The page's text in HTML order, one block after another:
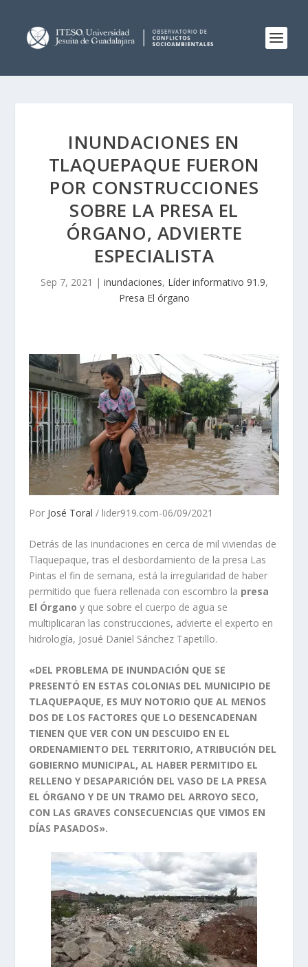
INUNDACIONES EN
TLAQUEPAQUE FUERON
POR CONSTRUCCIONES
SOBRE LA PRESA EL
ÓRGANO, ADVIERTE
ESPECIALISTA
Sep 7, 2021 | inundaciones, Líder informativo 91.9,
Presa El órgano
Por José Toral / lider919.com-06/09/2021
Detrás de las inundaciones en cerca de mil viviendas de
Tlaquepaque, tras el desbordamiento de la presa Las
Pintas el fin de semana, está la irregularidad de haber
permitido que fuera rellenada con escombro la presa
El Órgano y que sobre el cuerpo de agua se
multiplicaran las construcciones, advierte el experto en
hidrología, Josué Daniel Sánchez Tapetillo.
«DEL PROBLEMA DE INUNDACIÓN QUE SE
PRESENTÓ EN ESTAS COLONIAS DEL MUNICIPIO DE
TLAQUEPAQUE, ES MUY NOTORIO QUE AL MENOS
DOS DE LOS FACTORES QUE LO DESENCADENAN
TIENEN QUE VER CON UN DESCUIDO EN EL
ORDENAMIENTO DEL TERRITORIO, ATRIBUCIÓN DEL
GOBIERNO MUNICIPAL, AL HABER PERMITIDO EL
RELLENO Y DESAPARICIÓN DEL VASO DE LA PRESA
EL ÓRGANO Y DE UN TRAMO DEL ARROYO SECO,
CON LAS GRAVES CONSECUENCIAS QUE VIMOS EN
DÍAS PASADOS».